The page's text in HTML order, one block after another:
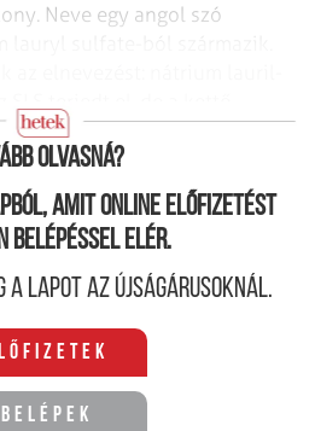
Neve egy angol szó
olvasná?
amit online előfizetést
belépéssel elér.
a lapot az újságárusoknál.
Belépek